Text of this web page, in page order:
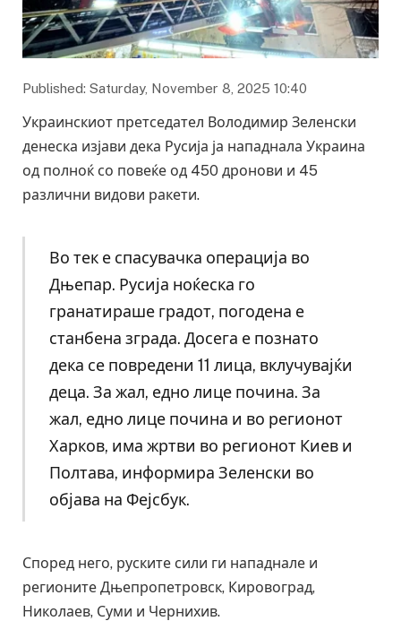
Published: Saturday, November 8, 2025 10:40
Украинскиот претседател Володимир Зеленски
денеска изјави дека Русија ја нападнала Украина
од полноќ со повеќе од 450 дронови и 45
различни видови ракети.
Во тек е спасувачка операција во
Дњепар. Русија ноќеска го
гранатираше градот, погодена е
станбена зграда. Досега е познато
дека се повредени 11 лица, вклучувајќи
деца. За жал, едно лице почина. За
жал, едно лице почина и во регионот
Харков, има жртви во регионот Киев и
Полтава, информира Зеленски во
објава на Фејсбук.
Според него, руските сили ги нападнале и
регионите Дњепропетровск, Кировоград,
Николаев, Суми и Чернихив.